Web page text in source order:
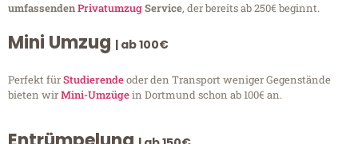
umfassendenPrivatumzugService, der bereits ab 250€ beginnt.
Mini Umzug | ab 100€
Perfekt fürStudierendeoder den Transport weniger Gegenstände
bieten wirMini-Umzügein Dortmund schon ab 100€ an.